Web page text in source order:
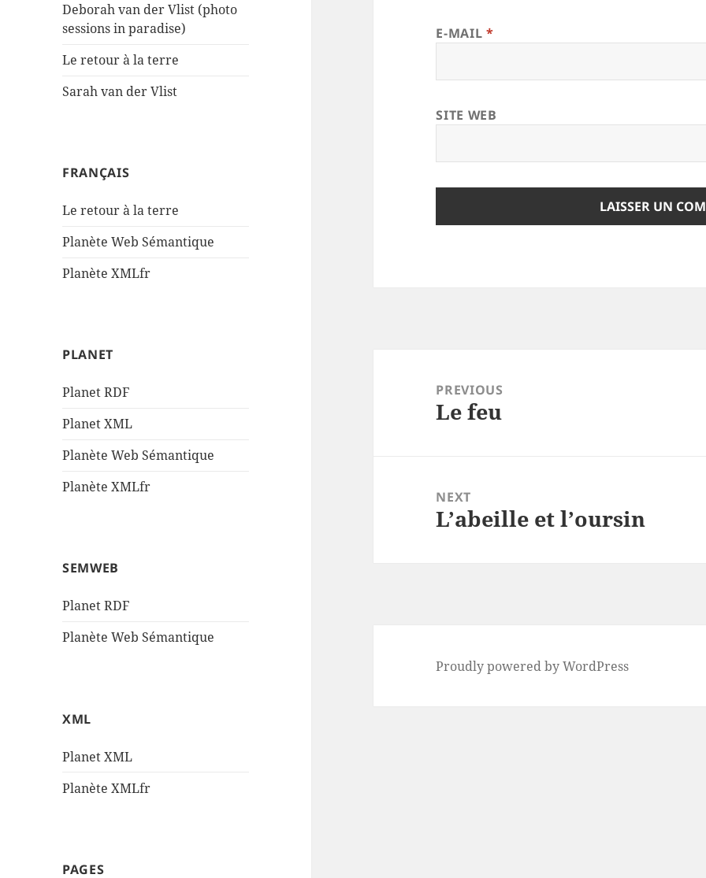
Deborah van der Vlist (photo
sessions in paradise)
Le retour à la terre
Sarah van der Vlist
FRANÇAIS
Le retour à la terre
Planète Web Sémantique
Planète XMLfr
PLANET
Planet RDF
Planet XML
Planète Web Sémantique
Planète XMLfr
SEMWEB
Planet RDF
Planète Web Sémantique
XML
Planet XML
Planète XMLfr
PAGES
E-MAIL *
SITE WEB
PREVIOUS
Previous
Le feu
NEXT
Next
L’abeille et l’oursin
Proudly powered by WordPress